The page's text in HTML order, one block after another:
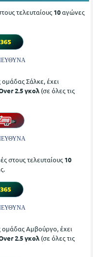
τελευταίους 10αγώνες
Σάλκε, έχει
2.5 γκολ (σε όλες τις
στους τελευταίους 10
ομάδας Αμβούργο, έχει
2.5 γκολ (σε όλες τις